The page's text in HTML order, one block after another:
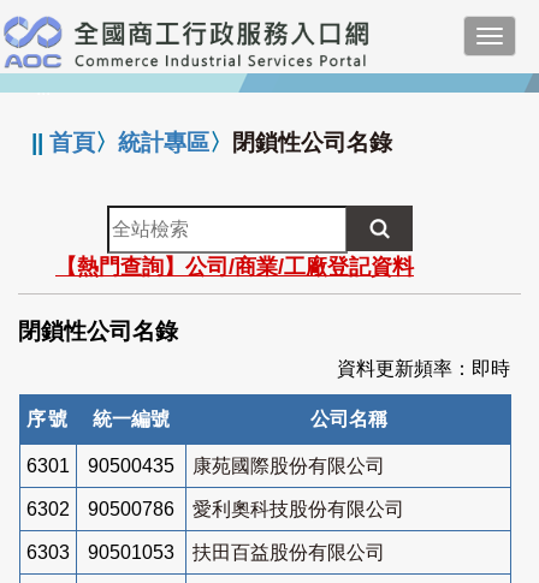
跳
到
主
要
:::
||首頁〉統計專區〉 閉鎖性公司名錄
全
站
檢
索
【熱門查詢】公司/商業/工廠登記資料
閉鎖性公司名錄
資料更新頻率：即時
序號 統一編號 公司名稱
6301 90500435 康苑國際股份有限公司
6302 90500786 愛利奧科技股份有限公司
6303 90501053 扶田百益股份有限公司